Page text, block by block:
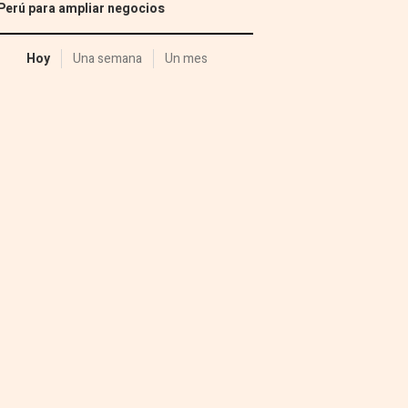
para ampliar negocios
Hoy Una semana Un mes